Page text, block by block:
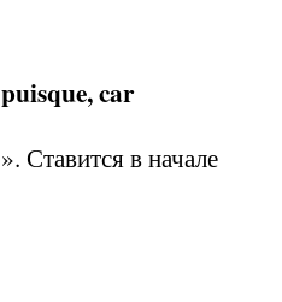
puisque,car
». Ставится в начале